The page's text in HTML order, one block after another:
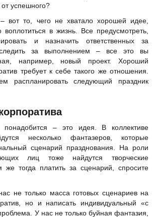
от успешного?
вот то, чего не хватало хорошей идее,
в жизнь. Все предусмотреть,
и назначить ответственных за
за выполнением – все это вы
например, новый проект. Хороший
требует к себе такого же отношения.
распланировать следующий праздник
– это идея. В коллективе
несколько фантазеров, которые
сценарий празднования. На роли
лиц тоже найдутся творческие
же тогда платить за сценарий, спросите
не только масса готовых сценариев на
но и написать индивидуальный «с
У нас не только буйная фантазия,